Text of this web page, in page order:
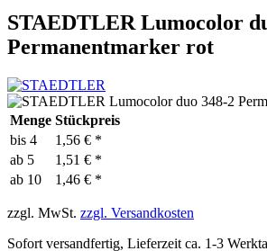
STAEDTLER Lumocolor
Permanentmarker rot
Menge Stückpreis
bis 4
1,56 € *
ab 5
1,51 € *
ab 10 1,46 € *
zzgl. MwSt. zzgl. Versandkosten
Sofort versandfertig, Lieferzeit ca. 1-3